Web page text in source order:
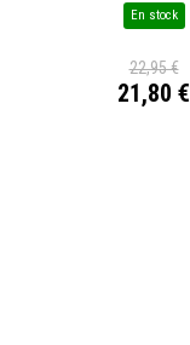
En stock
22,95 €
21,80 €